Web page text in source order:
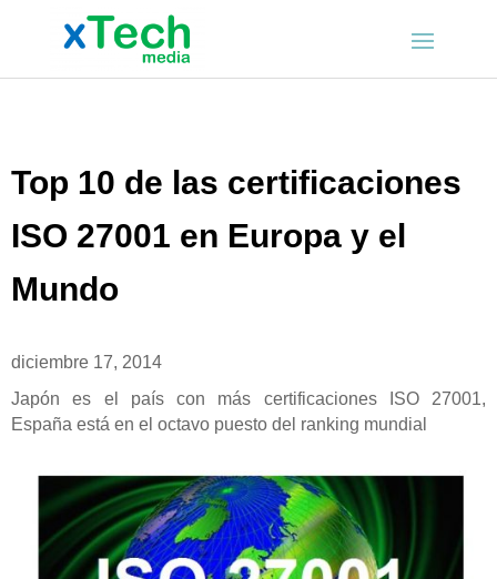
Top 10 de las certificaciones
ISO 27001 en Europa y el
Mundo
diciembre 17, 2014
Japón es el país con más certificaciones ISO 27001,
España está en el octavo puesto del ranking mundial